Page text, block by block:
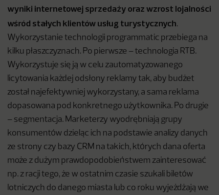
wyniki internetowej sprzedaży oraz wzrost lojalności
wśród stałych klientów usług turystycznych.
Wykorzystanie technologii programmatic przebiega na
kilku płaszczyznach. Po pierwsze – technologia RTB.
Wykorzystuje się ją w celu zautomatyzowanego
licytowania każdej odsłony reklamy tak, aby budżet
został najefektywniej wykorzystany, a sama reklama
dopasowana pod konkretnego użytkownika. Po drugie
– segmentacja. Marketerzy wyodrębniają grupy
konsumentów dzieląc ich na podstawie analizy danych
ze strony czy bazy CRM na takich, których dana oferta
może z dużym prawdopodobieństwem zainteresować
np. z racji tego, że w ostatnim czasie szukali biletów
lotniczych do danego miasta lub co roku wyjeżdżają we